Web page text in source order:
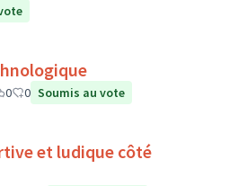
0 0 Soumis au vote
et ludique côté